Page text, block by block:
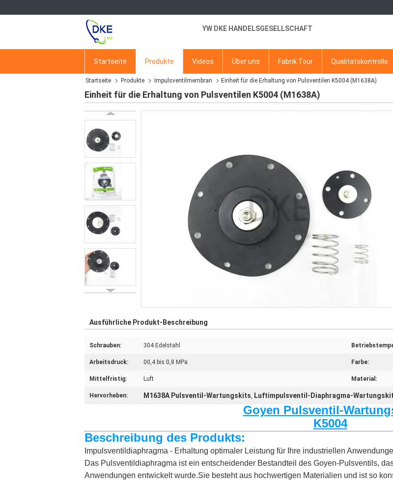
YW DKE HANDELSGESELLSCHAFT
Startseite Produkte Videos Über uns Fabrik Tour Qualitätskontrolle
Startseite Produkte Impulsventilmembran Einheit für die Erhaltung von Pulsventilen K5004 (M1638A)
Einheit für die Erhaltung von Pulsventilen K5004 (M1638A)
Ausführliche Produkt-Beschreibung
Schrauben: 304 Edelstahl
Arbeitsdruck: 00,4 bis 0,8 MPa Farbe:
Mittelfristig: Luft Material:
Hervorheben: M1638A Pulsventil-Wartungskits, Luftimpulsventil-Diaphragma-
Goyen Pulsventil-
K5004
Beschreibung des Produkts:
Impulsventildiaphragma - Erhaltung optimaler Leistung für Ihre industriellen
Das Pulsventildiaphragma ist ein entscheidender Bestandteil des Goyen-Pulsventils,
Anwendungen entwickelt wurde.Sie besteht aus hochwertigen Materialien und ist so